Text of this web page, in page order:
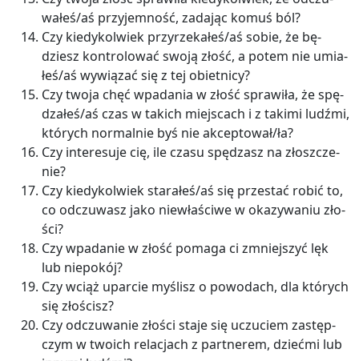
wa­łeś/aś przy­jem­ność, za­da­jąc komuś ból?
Czy kie­dy­kol­wiek przy­rze­ka­łeś/aś sobie, że bę­
dziesz kon­tro­lo­wać swoją złość, a potem nie umia­
łeś/aś wy­wią­zać się z tej obiet­ni­cy?
Czy twoja chęć wpa­da­nia w złość spra­wi­ła, że spę­
dza­łeś/aś czas w ta­kich miej­scach i z ta­ki­mi ludź­mi,
któ­rych nor­mal­nie byś nie ak­cep­to­wał/ła?
Czy in­te­re­su­je cię, ile czasu spę­dzasz na złosz­cze­
nie?
Czy kie­dy­kol­wiek sta­ra­łeś/aś się prze­stać robić to,
co od­czu­wasz jako nie­wła­ści­we w oka­zy­wa­niu zło­
ści?
Czy wpa­da­nie w złość po­ma­ga ci zmniej­szyć lęk
lub nie­po­kój?
Czy wciąż upar­cie my­ślisz o po­wo­dach, dla któ­rych
się zło­ścisz?
Czy od­czu­wa­nie zło­ści staje się uczu­ciem za­stęp­
czym w two­ich re­la­cjach z part­ne­rem, dzieć­mi lub